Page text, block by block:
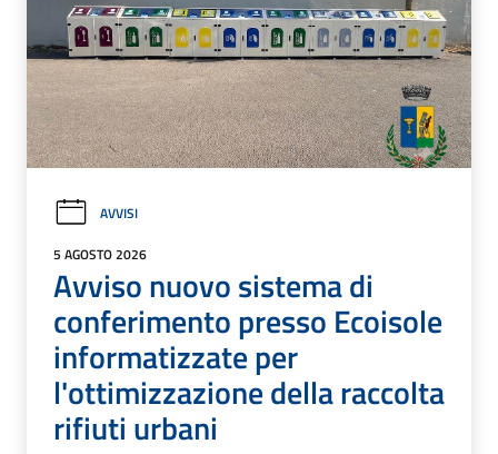
AVVISI
5 AGOSTO 2026
Avviso nuovo sistema di
conferimento presso Ecoisole
informatizzate per
l'ottimizzazione della raccolta
rifiuti urbani